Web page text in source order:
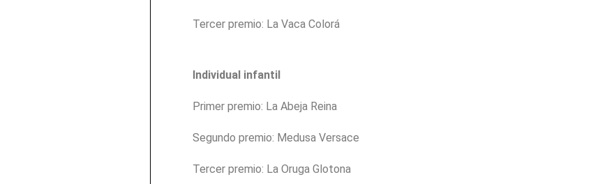
Tercer premio: La Vaca Colorá
Individual infantil
Primer premio: La Abeja Reina
Segundo premio: Medusa Versace
Tercer premio: La Oruga Glotona